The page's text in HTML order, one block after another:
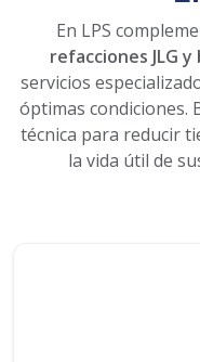
En LPS
refacciones JLG y
servicios
óptimas condiciones.
técnica para reducir
la vida útil de